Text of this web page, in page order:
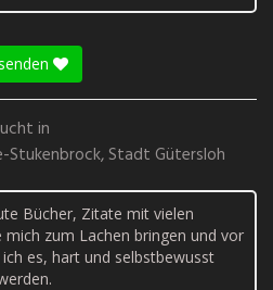
in
Stukenbrock, Stadt Gütersloh
Bücher, Zitate mit vielen
mich zum Lachen bringen und vor
es, hart und selbstbewusst